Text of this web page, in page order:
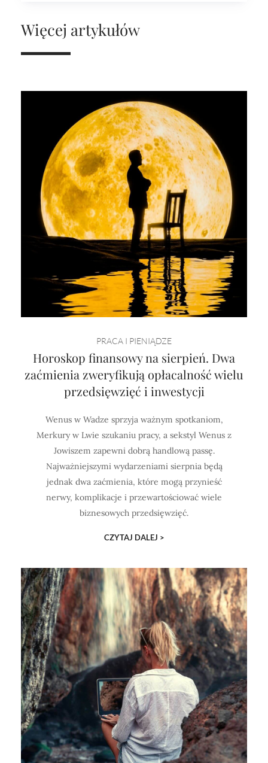
Więcej artykułów
PRACA I PIENIĄDZE
Horoskop finansowy na sierpień. Dwa
zaćmienia zweryfikują opłacalność wielu
przedsięwzięć i inwestycji
Wenus w Wadze sprzyja ważnym spotkaniom,
Merkury w Lwie szukaniu pracy, a sekstyl Wenus z
Jowiszem zapewni dobrą handlową passę.
Najważniejszymi wydarzeniami sierpnia będą
jednak dwa zaćmienia, które mogą przynieść
nerwy, komplikacje i przewartościować wiele
biznesowych przedsięwzięć.
CZYTAJ DALEJ >